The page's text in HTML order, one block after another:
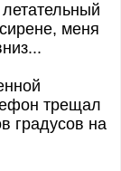
меня
трещал
градусов на